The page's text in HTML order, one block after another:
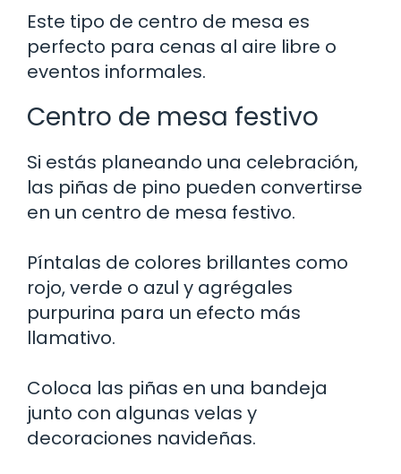
Este tipo de centro de mesa es
perfecto para cenas al aire libre o
eventos informales.
Centro de mesa festivo
Si estás planeando una celebración,
las piñas de pino pueden convertirse
en un centro de mesa festivo.
Píntalas de colores brillantes como
rojo, verde o azul y agrégales
purpurina para un efecto más
llamativo.
Coloca las piñas en una bandeja
junto con algunas velas y
decoraciones navideñas.